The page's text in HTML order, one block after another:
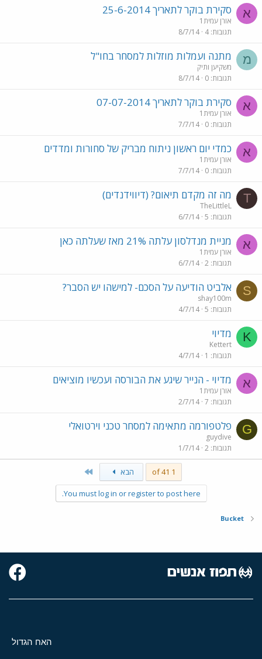
א סקירת בוקר לתאריך 25-6-2014
אורן עמית1
תגובות 4
8/7/14
מ מתנה ועמלות מוזלות למסחר בחו"ל
משקיען ותיק
תגובות 0
8/7/14
א סקירת בוקר לתאריך 07-07-2014
אורן עמית1
תגובות 0
7/7/14
א כמדי יום ראשון ניתוח מבריק של סחורות ומדדים
אורן עמית1
תגובות 0
7/7/14
T מה זה מקדם תיאום? (דיווידנדים)
TheLittleL
תגובות 5
6/7/14
א מניית מנדלסון עלתה 21% מאז שעלתה כאן
אורן עמית1
תגובות 2
6/7/14
S אלביט הודיעה על הסכם- למישהו יש הסבר?
shay100m
תגובות 5
4/7/14
K מדיוי
Kettert
תגובות 1
4/7/14
א מדיוי - הנייר שיגע את הבורסה ועכשיו מוציאים
אורן עמית1
תגובות 7
2/7/14
G פלטפורמה מתאימה למסחר טכני וירטואלי
guydive
תגובות 2
1/7/14
1 of 41 הבא
You must log in or register to post here.
Bucket
האח הגדול